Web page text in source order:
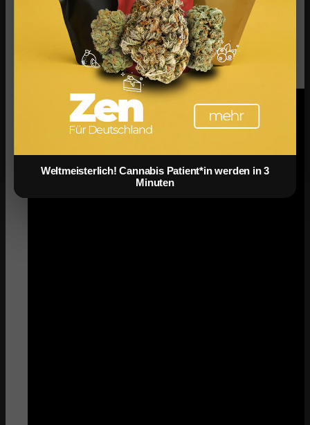
macht sich nicht nur Gedanken darum wie die
Einrichtungsgegenstände aussehen sollen,
sondern beherrscht auch die Inszenierung
ebendieser perfekt. So entsteht ein Ambiente, das
irgendwo zwischen Möbelhaus, Museum und
Theater zu finden.
Weltmeisterlich! Cannabis Patient*in werden in 3
Minuten